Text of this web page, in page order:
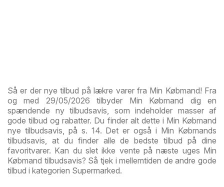
Så er der nye tilbud på lækre varer fra Min Købmand! Fra
og med 29/05/2026 tilbyder Min Købmand dig en
spændende ny tilbudsavis, som indeholder masser af
gode tilbud og rabatter. Du finder alt dette i Min Købmand
nye tilbudsavis, på s. 14. Det er også i Min Købmands
tilbudsavis, at du finder alle de bedste tilbud på dine
favoritvarer. Kan du slet ikke vente på næste uges Min
Købmand tilbudsavis? Så tjek i mellemtiden de andre gode
tilbud i kategorien Supermarked.